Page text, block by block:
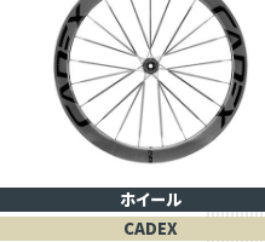
ホイール
CADEX